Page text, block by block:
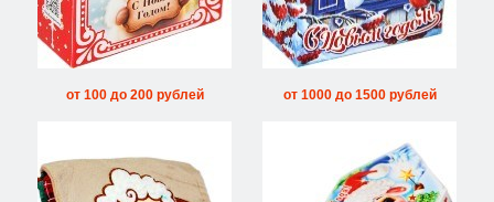
от 100 до 200 рублей от 1000 до 1500 рублей